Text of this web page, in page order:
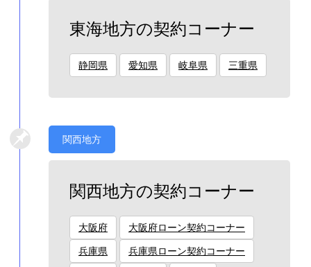
東海地方の契約コーナー
静岡県 愛知県 岐阜県 三重県
関西地方
関西地方の契約コーナー
大阪府 大阪府ローン契約コーナー
兵庫県 兵庫県ローン契約コーナー